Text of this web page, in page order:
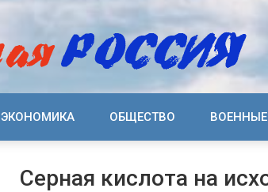
ЭКОНОМИКА ОБЩЕСТВО
Серная кислота на